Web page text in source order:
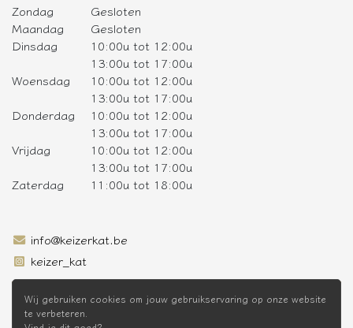
Zondag
Gesloten
Maandag
Gesloten
Dinsdag
10:00u tot 12:00u
13:00u tot 17:00u
Woensdag
10:00u tot 12:00u
13:00u tot 17:00u
Donderdag
10:00u tot 12:00u
13:00u tot 17:00u
Vrijdag
10:00u tot 12:00u
13:00u tot 17:00u
Zaterdag
11:00u tot 18:00u
info@keizerkat.be
keizer_kat
SCHRIJF JE IN OP DE NIEUWSBRIEF
Wij gebruiken cookies om jouw gebruikservaring op onze website
te verbeteren.